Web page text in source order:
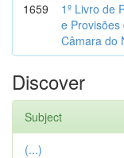
1659
1º Livro de
e
Câmara do
Discover
Subject
(...)